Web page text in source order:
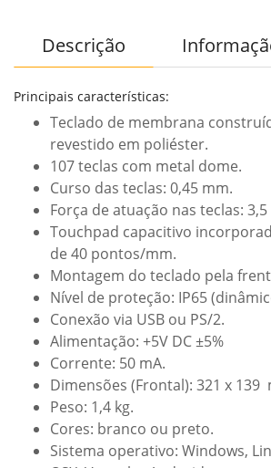
Descrição
Principais características:
Teclado de membrana
revestido em poliéster.
107 teclas com metal dome.
Curso das teclas: 0,45 mm.
Força de atuação nas teclas: 3,5
Touchpad capacitivo
de 40 pontos/mm.
Montagem do teclado pela
Nível de proteção: IP65
Conexão via USB ou PS/2.
Alimentação: +5V DC ±5%
Corrente: 50 mA.
Dimensões (Frontal): 321 x 139
Peso: 1,4 kg.
Cores: branco ou preto.
Sistema operativo: Windows,